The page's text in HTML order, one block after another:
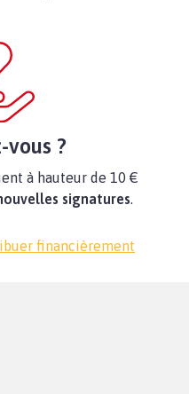
vous ?
à hauteur de 10 €
signatures.
financièrement